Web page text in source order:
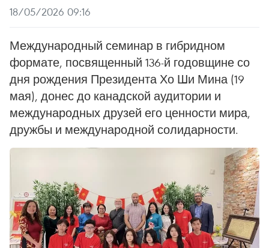
18/05/2026 09:16
Международный семинар в гибридном
формате, посвященный 136-й годовщине со
дня рождения Президента Хо Ши Мина (19
мая), донес до канадской аудитории и
международных друзей его ценности мира,
дружбы и международной солидарности.